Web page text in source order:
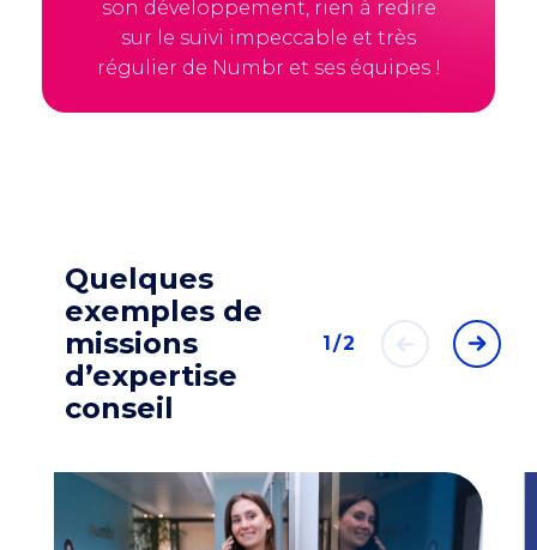
son développement, rien à redire
sur le suivi impeccable et très
régulier de Numbr et ses équipes !
Quelques
exemples de
missions
d’expertise
conseil
1/2